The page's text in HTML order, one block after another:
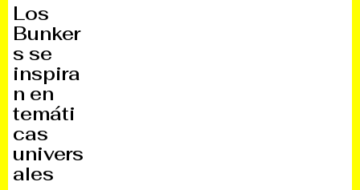
Los
Bunker
s se
inspira
n en
temáti
cas
univers
ales